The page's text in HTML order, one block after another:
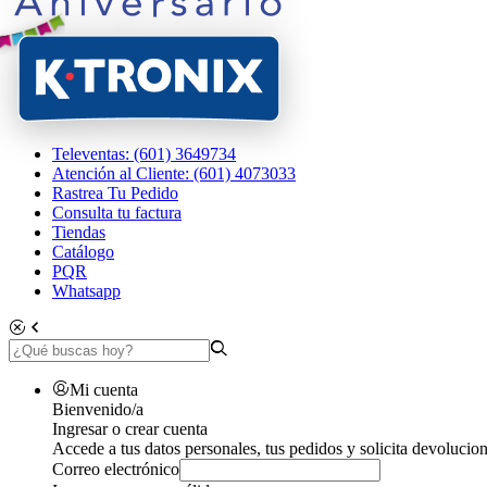
Televentas: (601) 3649734
Atención al Cliente: (601) 4073033
Rastrea Tu Pedido
Consulta tu factura
Tiendas
Catálogo
PQR
Whatsapp
Mi cuenta
Bienvenido/a
Ingresar o crear cuenta
Accede a tus datos personales, tus pedidos y solicita
Correo electrónico